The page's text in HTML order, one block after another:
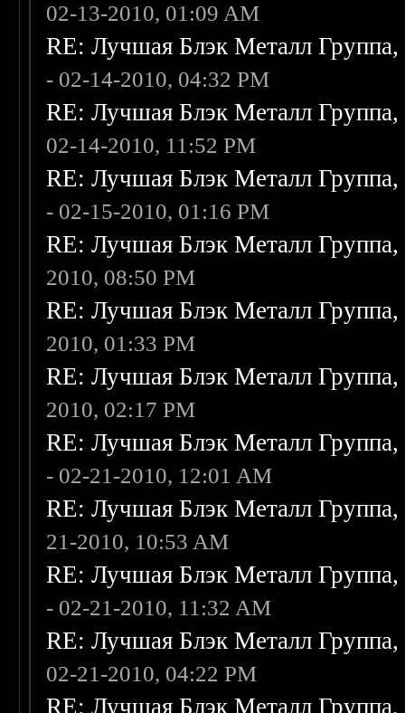
02-13-2010, 01:09 AM
RE: Лучшая Блэк Металл
- 02-14-2010, 04:32 PM
RE: Лучшая Блэк Металл
02-14-2010, 11:52 PM
RE: Лучшая Блэк Металл
- 02-15-2010, 01:16 PM
RE: Лучшая Блэк Металл
2010, 08:50 PM
RE: Лучшая Блэк Металл
2010, 01:33 PM
RE: Лучшая Блэк Металл
2010, 02:17 PM
RE: Лучшая Блэк Металл
- 02-21-2010, 12:01 AM
RE: Лучшая Блэк Металл
21-2010, 10:53 AM
RE: Лучшая Блэк Металл
- 02-21-2010, 11:32 AM
RE: Лучшая Блэк Металл
02-21-2010, 04:22 PM
RE: Лучшая Блэк Металл